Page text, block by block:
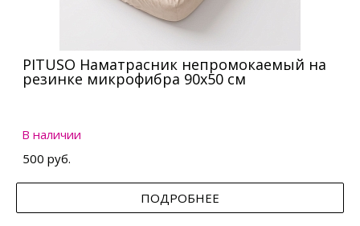
PITUSO Наматрасник непромокаемый на
резинке микрофибра 90х50 см
В наличии
500 руб.
ПОДРОБНЕЕ